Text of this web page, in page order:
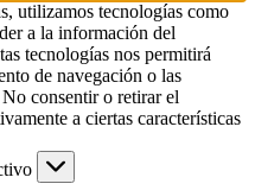
utilizamos tecnologías como
a la información del
tecnologías nos permitirá
de navegación o las
consentir o retirar el
a ciertas características